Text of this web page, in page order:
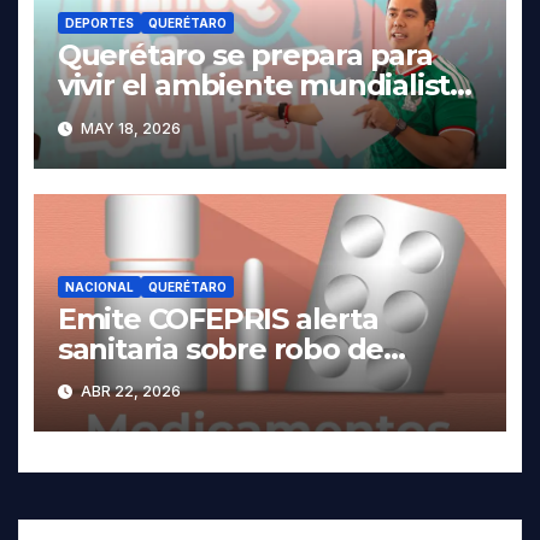
DEPORTES QUERÉTARO
Querétaro se prepara para
vivir el ambiente mundialista.
MAY 18, 2026
NACIONAL QUERÉTARO
Emite COFEPRIS alerta
sanitaria sobre robo de
medicamentos
ABR 22, 2026